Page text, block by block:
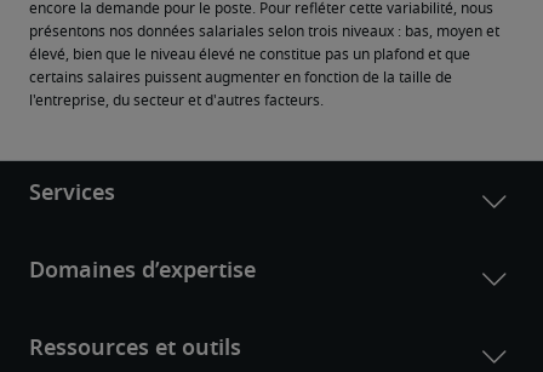
encore la demande pour le poste. Pour refléter cette variabilité, nous
présentons nos données salariales selon trois niveaux : bas, moyen et
élevé, bien que le niveau élevé ne constitue pas un plafond et que
certains salaires puissent augmenter en fonction de la taille de
l'entreprise, du secteur et d'autres facteurs.